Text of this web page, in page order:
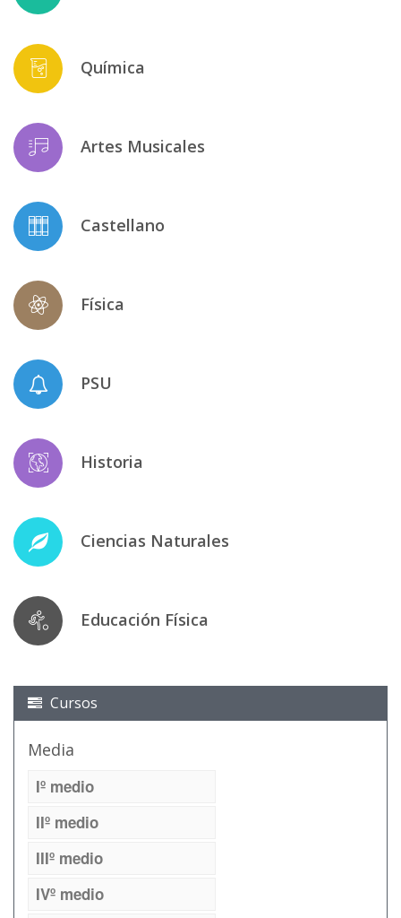
Química
Artes Musicales
Castellano
Física
PSU
Historia
Ciencias Naturales
Educación Física
Cursos
Media
Iº medio
IIº medio
IIIº medio
IVº medio